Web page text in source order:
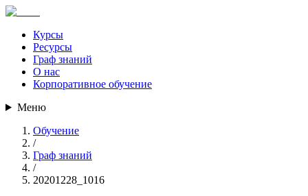
Курсы
Ресурсы
Граф знаний
О нас
Корпоративное обучение
Меню
Обучение
/
Граф знаний
/
20201228_1016